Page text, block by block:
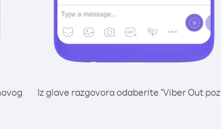
Iz glave razgovora odaberite "Viber Out